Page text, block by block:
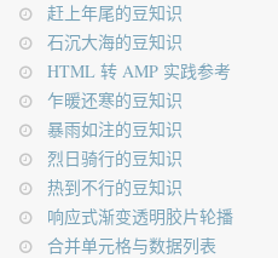
赶上年尾的豆知识
石沉大海的豆知识
HTML 转 AMP 实践参考
乍暖还寒的豆知识
暴雨如注的豆知识
烈日骑行的豆知识
热到不行的豆知识
响应式渐变透明胶片轮播
合并单元格与数据列表